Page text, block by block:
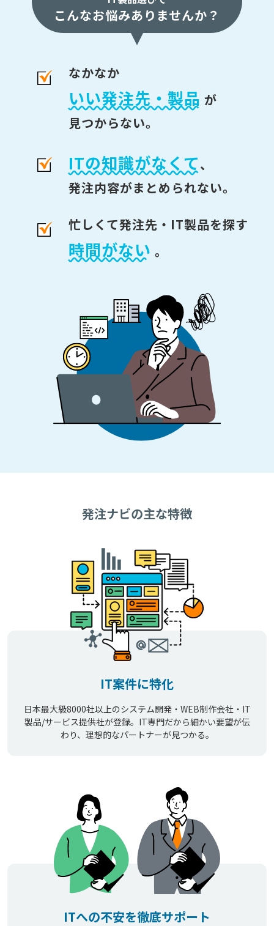
こんなお悩みありませんか？
なかなか
いい発注先・製品 が
見つからない。
ITの知識がなくて、
発注内容がまとめられない。
忙しくて発注先・IT製品を探す
時間がない 。
発注ナビの主な特徴
IT案件に特化
日本最大級8000社以上のシステム開発・WEB制作会社・IT
製品/サービス提供社が登録。IT専門だから細かい要望が伝
わり、理想的なパートナーが見つかる。
ITへの不安を徹底サポート